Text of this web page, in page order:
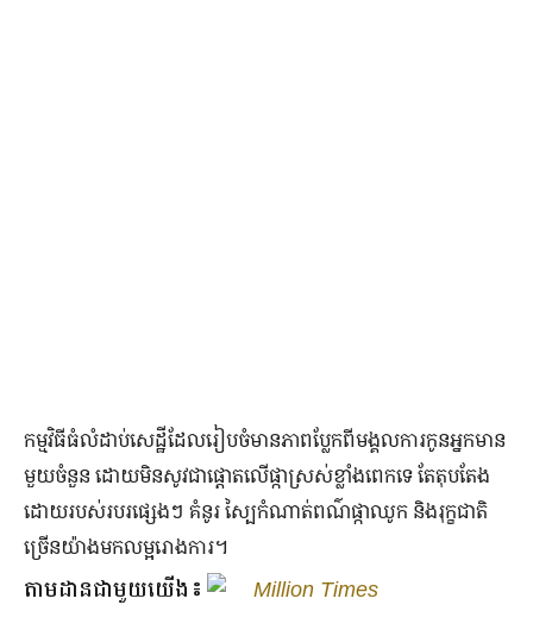
កម្មវិធី​ធំ​លំដាប់​សេដ្ឋី​ដែល​រៀបចំ​មាន​ភាព​ប្លែក​ពី​មង្គលការ​កូន​អ្នក​មាន​
មួយ​ចំនួន ដោយ​មិន​សូវ​ជា​ផ្ដោត​លើ​ផ្កា​ស្រស់​ខ្លាំង​ពេក​ទេ តែ​តុបតែង​
ដោយ​របស់​របរ​ផ្សេង​ៗ គំនូរ ស្បៃ​កំណាត់​ពណ៌​ផ្កាឈូក និង​រុក្ខជាតិ​
ច្រើន​យ៉ាង​មក​លម្អ​រោងការ។
តាមដានជាមួយយើង៖ Million Times